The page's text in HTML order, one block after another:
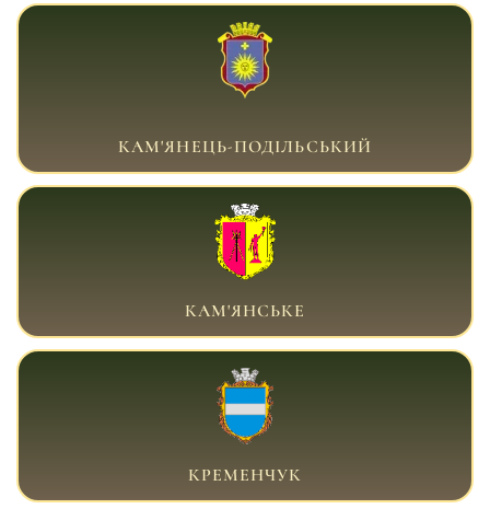
ВІЙСЬКОВИЙ АДВОКАТ КАМ'ЯНЕЦЬ-
КАМ'ЯНЕЦЬ-ПОДІЛЬСЬКИЙ
ВІЙСЬКОВИЙ АДВОКАТ КАМ'ЯНСЬКЕ
КАМ'ЯНСЬКЕ
ВІЙСЬКОВИЙ АДВОКАТ КРЕМЕНЧУК
КРЕМЕНЧУК